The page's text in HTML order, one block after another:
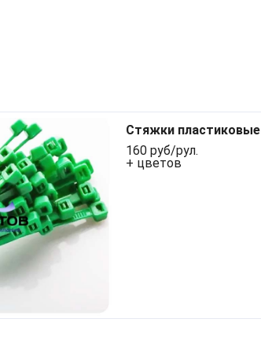
Стяжки пластиковые
160 руб/рул.
+ цветов